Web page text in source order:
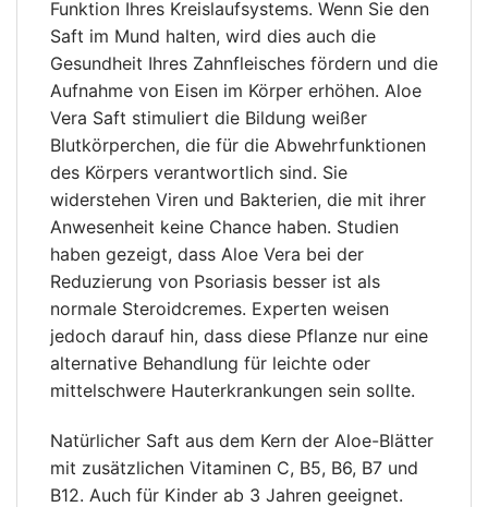
Funktion Ihres Kreislaufsystems. Wenn Sie den
Saft im Mund halten, wird dies auch die
Gesundheit Ihres Zahnfleisches fördern und die
Aufnahme von Eisen im Körper erhöhen. Aloe
Vera Saft stimuliert die Bildung weißer
Blutkörperchen, die für die Abwehrfunktionen
des Körpers verantwortlich sind. Sie
widerstehen Viren und Bakterien, die mit ihrer
Anwesenheit keine Chance haben. Studien
haben gezeigt, dass Aloe Vera bei der
Reduzierung von Psoriasis besser ist als
normale Steroidcremes. Experten weisen
jedoch darauf hin, dass diese Pflanze nur eine
alternative Behandlung für leichte oder
mittelschwere Hauterkrankungen sein sollte.
Natürlicher Saft aus dem Kern der Aloe-Blätter
mit zusätzlichen Vitaminen C, B5, B6, B7 und
B12. Auch für Kinder ab 3 Jahren geeignet.